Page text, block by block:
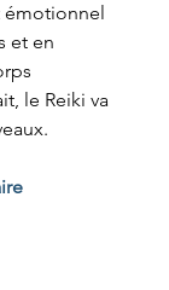
émotionnel
et en
le Reiki va